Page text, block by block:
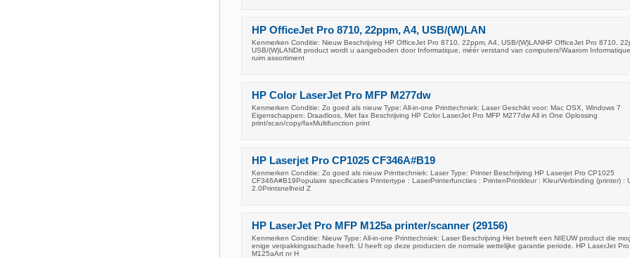
HP OfficeJet Pro 8710, 22ppm, A4, USB/(W)LAN
Kenmerken Conditie: Nieuw Beschrijving HP OfficeJet Pro 8710, 22ppm, A4, USB/(W)LANHP OfficeJet Pro 8710,
USB/(W)LANDit product wordt u aangeboden door Informatique, méér verstand van computers!Waarom
ruim assortiment
HP Color LaserJet Pro MFP M277dw
Kenmerken Conditie: Zo goed als nieuw Type: All-in-one Printtechniek: Laser Geschikt voor: Mac OSX, Windows 7
Eigenschappen: Draadloos, Met fax Beschrijving HP Color LaserJet Pro MFP M277dw All in One Oplossing
print/scan/copy/faxMultifunction print
HP Laserjet Pro CP1025 CF346A#B19
Kenmerken Conditie: Zo goed als nieuw Printtechniek: Laser Type: Printer Beschrijving HP Laserjet Pro CP1025
CF346A#B19Populaire specificaties Printertype : LaserPrinterfuncties : PrintenPrintkleur : KleurVerbinding (printer) :
2.0Printsnelheid Z
HP LaserJet Pro MFP M125a printer/scanner (29156)
Kenmerken Conditie: Nieuw Type: All-in-one Printtechniek: Laser Beschrijving Het betreft een NIEUW product die
enige verpakkingsschade heeft. U heeft op deze producten de normale wettelijke garantie periode. HP LaserJet Pro
M125aArt nr H